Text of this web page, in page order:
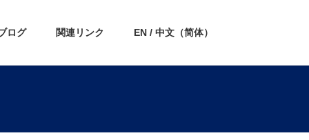
ログ 関連リンク EN / 中文（简体）